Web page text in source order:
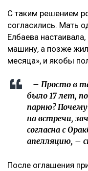
С таким решением
согласились. Мать
Елбаева
машину, а позже
месяца», и якобы
– Просто в
было 17 лет,
парню? Почему
на встречи,
согласна с
апелляцию, –
После оглашения